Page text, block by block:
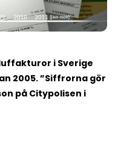
i Sverige
2005. ”Siffrorna gör
på Citypolisen i